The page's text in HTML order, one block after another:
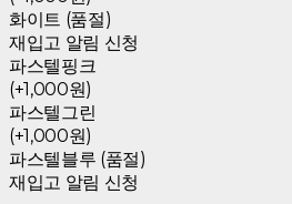
화이트 (품절)
재입고 알림 신청
파스텔핑크
(+1,000원)
파스텔그린
(+1,000원)
파스텔블루 (품절)
재입고 알림 신청